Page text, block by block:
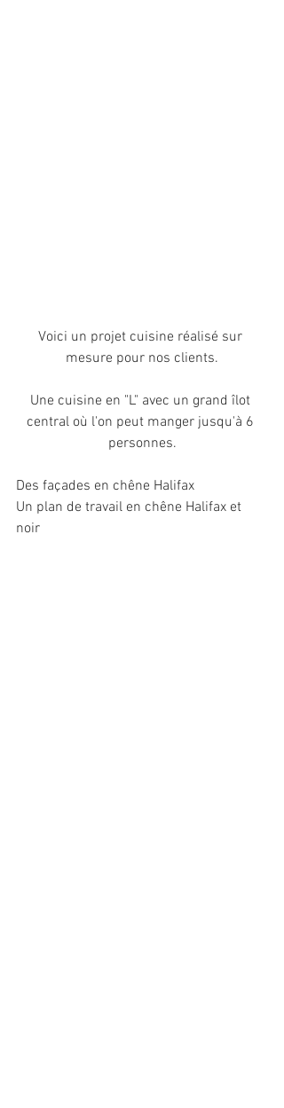
Voici un projet cuisine réalisé sur
mesure pour nos clients.
Une cuisine en "L" avec un grand îlot
central où l'on peut manger jusqu'à 6
personnes.
Des façades en chêne Halifax
Un plan de travail en chêne Halifax et
noir